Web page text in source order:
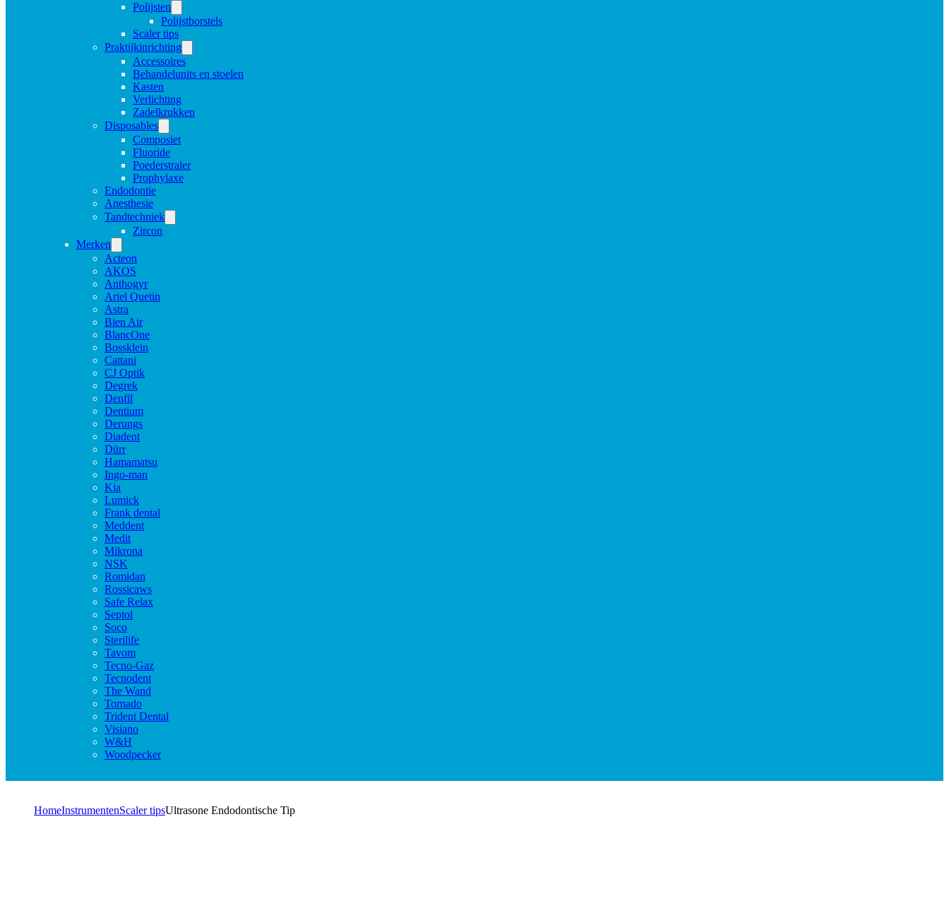
Polijsten
Polijstborstels
Scaler tips
Praktijkinrichting
Accessoires
Behandelunits en stoelen
Kasten
Verlichting
Zadelkrukken
Disposables
Composiet
Fluoride
Poederstraler
Prophylaxe
Endodontie
Anesthesie
Tandtechniek
Zircon
Merken
Acteon
AKOS
Anthogyr
Ariel Quetin
Astra
Bien Air
BlancOne
Bossklein
Cattani
CJ Optik
Degrek
Denfil
Dentium
Derungs
Diadent
Dürr
Hamamatsu
Ingo-man
Kia
Lumick
Frank dental
Meddent
Medit
Mikrona
NSK
Romidan
Rossicaws
Safe Relax
Septol
Soco
Sterilife
Tavom
Tecno-Gaz
Tecnodent
The Wand
Tornado
Trident Dental
Visiano
W&H
Woodpecker
HomeInstrumentenScaler tipsUltrasone Endodontische Tip